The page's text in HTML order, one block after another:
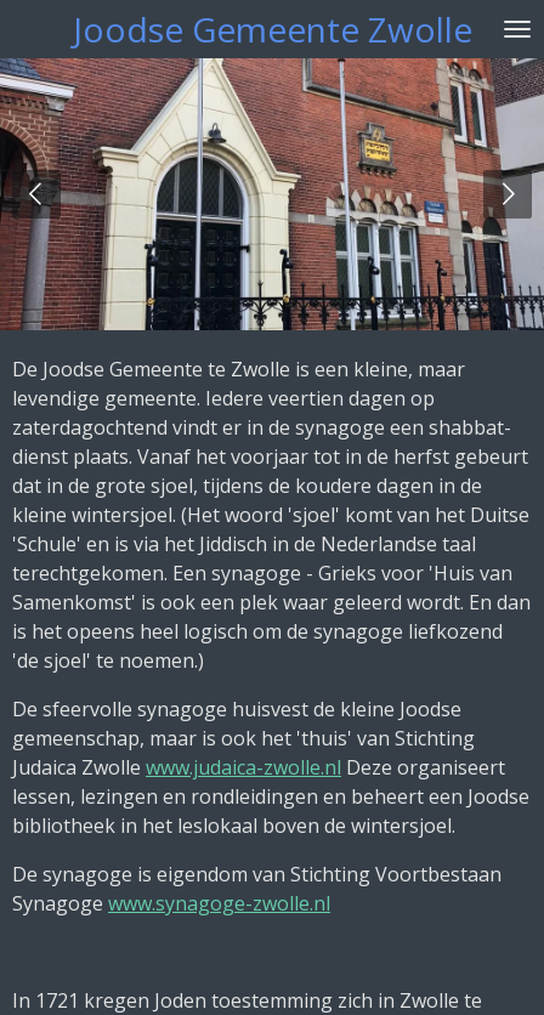
direct
naar
de
hoofdinhoud
Joodse Gemeente Zwolle
De Joodse Gemeente te Zwolle is een kleine, maar
levendige gemeente. Iedere veertien dagen op
zaterdagochtend vindt er in de synagoge een shabbat-
dienst plaats. Vanaf het voorjaar tot in de herfst gebeurt
dat in de grote sjoel, tijdens de koudere dagen in de
kleine wintersjoel. (Het woord 'sjoel' komt van het Duitse
'Schule' en is via het Jiddisch in de Nederlandse taal
terechtgekomen. Een synagoge - Grieks voor 'Huis van
Samenkomst' is ook een plek waar geleerd wordt. En dan
is het opeens heel logisch om de synagoge liefkozend
'de sjoel' te noemen.)
De sfeervolle synagoge huisvest de kleine Joodse
gemeenschap, maar is ook het 'thuis' van Stichting
Judaica Zwolle www.judaica-zwolle.nl Deze organiseert
lessen, lezingen en rondleidingen en beheert een Joodse
bibliotheek in het leslokaal boven de wintersjoel.
De synagoge is eigendom van Stichting Voortbestaan
Synagoge www.synagoge-zwolle.nl
In 1721 kregen Joden toestemming zich in Zwolle te